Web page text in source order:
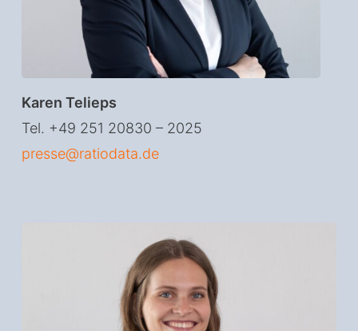
Karen Telieps
Tel. +49 251 20830 – 2025
presse@ratiodata.de